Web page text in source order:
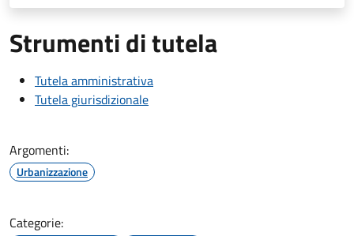
Strumenti di tutela
Tutela amministrativa
Tutela giurisdizionale
Argomenti:
Urbanizzazione
Categorie: